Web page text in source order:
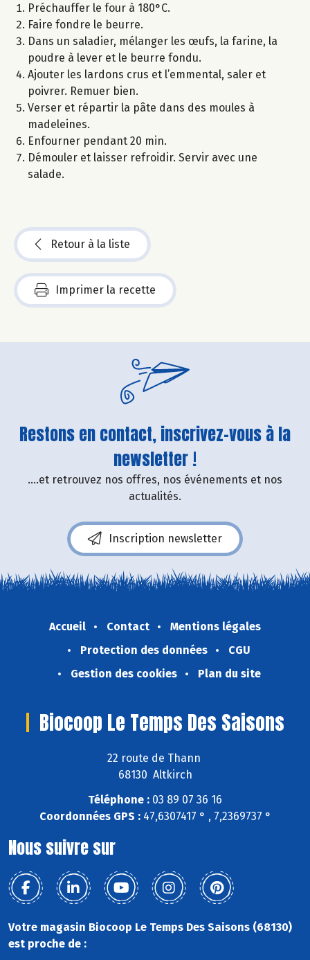
Préchauffer le four à 180°C.
Faire fondre le beurre.
Dans un saladier, mélanger les œufs, la farine, la
poudre à lever et le beurre fondu.
Ajouter les lardons crus et l’emmental, saler et
poivrer. Remuer bien.
Verser et répartir la pâte dans des moules à
madeleines.
Enfourner pendant 20 min.
Démouler et laisser refroidir. Servir avec une
salade.
Retour à la liste
Imprimer la recette
Restons en contact, inscrivez-vous à la
newsletter !
....et retrouvez nos offres, nos événements et nos
actualités.
Inscription newsletter
Accueil Contact
Mentions légales
Protection des données
CGU
Gestion des cookies
Plan du site
Biocoop Le Temps Des Saisons
22 route de Thann
68130 Altkirch
Téléphone : 03 89 07 36 16
Coordonnées GPS :47,6307417 ° , 7,2369737 °
Nous suivre sur
Votre magasin Biocoop Le Temps Des Saisons (68130)
est proche de :